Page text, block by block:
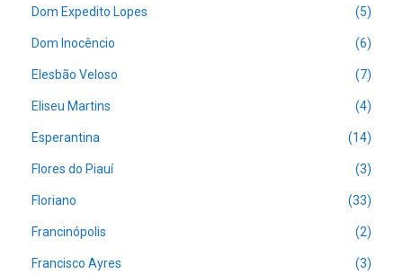
Dom Expedito Lopes (5)
Dom Inocêncio (6)
Elesbão Veloso (7)
Eliseu Martins (4)
Esperantina (14)
Flores do Piauí (3)
Floriano (33)
Francinópolis (2)
Francisco Ayres (3)